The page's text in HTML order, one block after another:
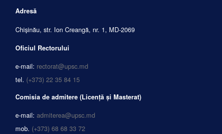
Adresă
Chișinău, str. Ion Creangă, nr. 1, MD-2069
Oficiul Rectorului
e-mail: rectorat@upsc.md
tel. (+373) 22 35 84 15
Comisia de admitere (Licență și Masterat)
e-mail: admiterea@upsc.md
mob. (+373) 68 68 33 72